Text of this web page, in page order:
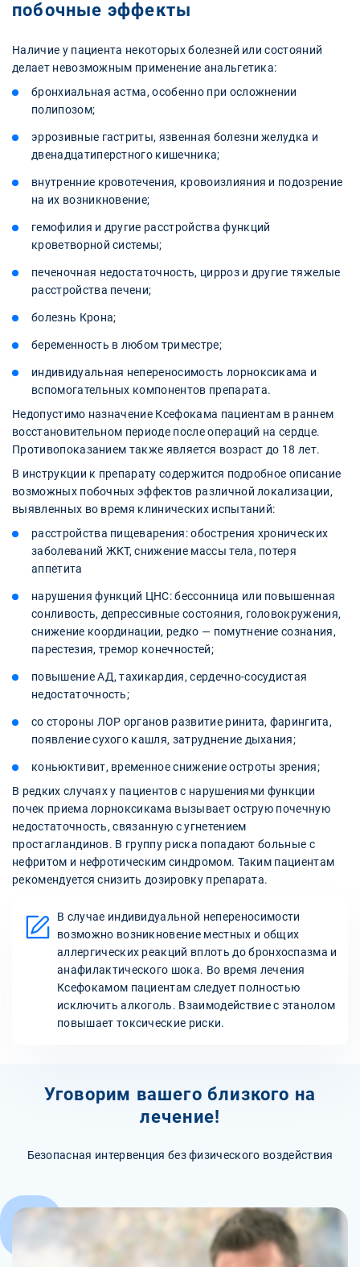
побочные эффекты
Наличие у пациента некоторых болезней или состояний
делает невозможным применение анальгетика:
бронхиальная астма, особенно при осложнении
полипозом;
эррозивные гастриты, язвенная болезни желудка и
двенадцатиперстного кишечника;
внутренние кровотечения, кровоизлияния и подозрение
на их возникновение;
гемофилия и другие расстройства функций
кроветворной системы;
печеночная недостаточность, цирроз и другие тяжелые
расстройства печени;
болезнь Крона;
беременность в любом триместре;
индивидуальная непереносимость лорноксикама и
вспомогательных компонентов препарата.
Недопустимо назначение Ксефокама пациентам в раннем
восстановительном периоде после операций на сердце.
Противопоказанием также является возраст до 18 лет.
В инструкции к препарату содержится подробное описание
возможных побочных эффектов различной локализации,
выявленных во время клинических испытаний:
расстройства пищеварения: обострения хронических
заболеваний ЖКТ, снижение массы тела, потеря
аппетита
нарушения функций ЦНС: бессонница или повышенная
сонливость, депрессивные состояния, головокружения,
снижение координации, редко — помутнение сознания,
парестезия, тремор конечностей;
повышение АД, тахикардия, сердечно-сосудистая
недостаточность;
со стороны ЛОР органов развитие ринита, фарингита,
появление сухого кашля, затруднение дыхания;
коньюктивит, временное снижение остроты зрения;
В редких случаях у пациентов с нарушениями функции
почек приема лорноксикама вызывает острую почечную
недостаточность, связанную с угнетением
простагландинов. В группу риска попадают больные с
нефритом и нефротическим синдромом. Таким пациентам
рекомендуется снизить дозировку препарата.
В случае индивидуальной непереносимости
возможно возникновение местных и общих
аллергических реакций вплоть до бронхоспазма и
анафилактического шока. Во время лечения
Ксефокамом пациентам следует полностью
исключить алкоголь. Взаимодействие с этанолом
повышает токсические риски.
Уговорим вашего близкого на
лечение!
Безопасная интервенция без физического воздействия